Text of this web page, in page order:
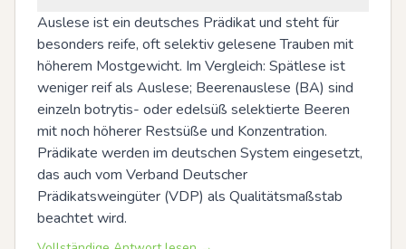
Auslese ist ein deutsches Prädikat und steht für
besonders reife, oft selektiv gelesene Trauben mit
höherem Mostgewicht. Im Vergleich: Spätlese ist
weniger reif als Auslese; Beerenauslese (BA) sind
einzeln botrytis- oder edelsüß selektierte Beeren
mit noch höherer Restsüße und Konzentration.
Prädikate werden im deutschen System eingesetzt,
das auch vom Verband Deutscher
Prädikatsweingüter (VDP) als Qualitätsmaßstab
beachtet wird.